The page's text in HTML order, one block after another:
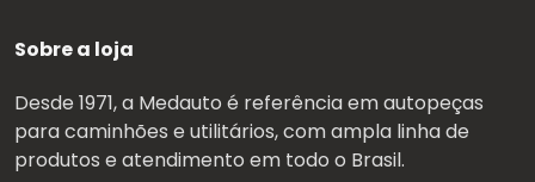
Sobre a loja
Desde 1971, a Medauto é referência em autopeças
para caminhões e utilitários, com ampla linha de
produtos e atendimento em todo o Brasil.